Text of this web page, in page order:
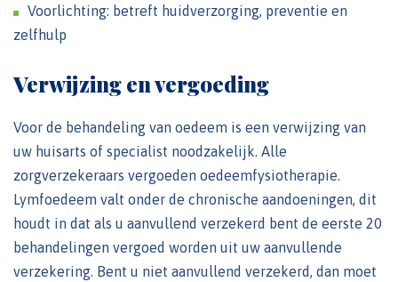
Voorlichting: betreft huidverzorging, preventie en
zelfhulp
Verwijzing en vergoeding
Voor de behandeling van oedeem is een verwijzing van
uw huisarts of specialist noodzakelijk. Alle
zorgverzekeraars vergoeden oedeemfysiotherapie.
Lymfoedeem valt onder de chronische aandoeningen, dit
houdt in dat als u aanvullend verzekerd bent de eerste 20
behandelingen vergoed worden uit uw aanvullende
verzekering. Bent u niet aanvullend verzekerd, dan moet